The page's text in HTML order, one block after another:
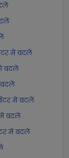
में बदलें
में बदलें
बदलें
में बदलें
में बदलें
में बदलें